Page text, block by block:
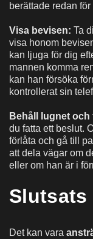
berättade redan
Visa bevisen: Ta
visa honom
kan ljuga för dig
mannen komma
kan han försöka
kontrollerat sin
Behåll lugnet och
du fatta ett beslut.
förlåta och gå till
att dela vägar om
eller om han är i
Slutsats
Det kan vara